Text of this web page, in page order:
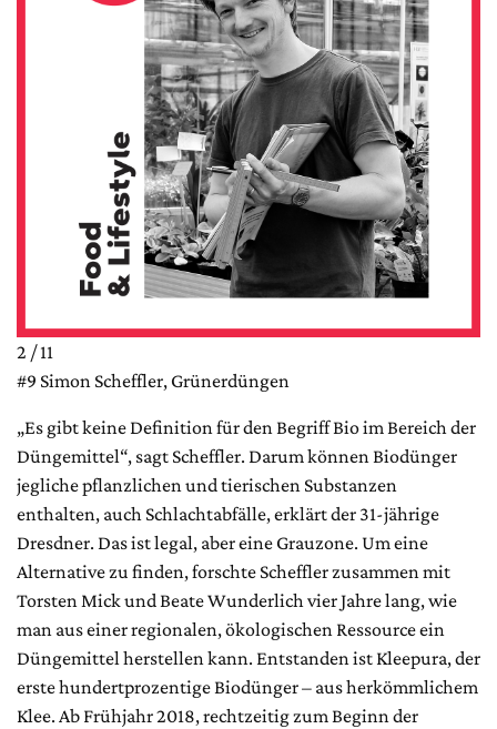
2 / 11
#9 Simon Scheffler, Grünerdüngen
„Es gibt keine Definition für den Begriff Bio im Bereich der
Düngemittel“, sagt Scheffler. Darum können Biodünger
jegliche pflanzlichen und tierischen Substanzen
enthalten, auch Schlachtabfälle, erklärt der 31-jährige
Dresdner. Das ist legal, aber eine Grauzone. Um eine
Alternative zu finden, forschte Scheffler zusammen mit
Torsten Mick und Beate Wunderlich vier Jahre lang, wie
man aus einer regionalen, ökologischen Ressource ein
Düngemittel herstellen kann. Entstanden ist Kleepura, der
erste hundertprozentige Biodünger – aus herkömmlichem
Klee. Ab Frühjahr 2018, rechtzeitig zum Beginn der